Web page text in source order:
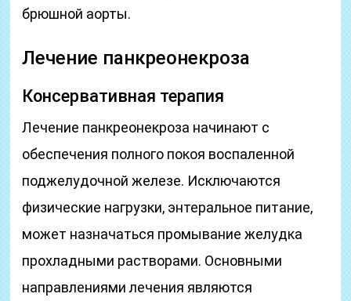
брюшной аорты.
Лечение панкреонекроза
Консервативная терапия
Лечение панкреонекроза начинают с
обеспечения полного покоя воспаленной
поджелудочной железе. Исключаются
физические нагрузки, энтеральное питание,
может назначаться промывание желудка
прохладными растворами. Основными
направлениями лечения являются